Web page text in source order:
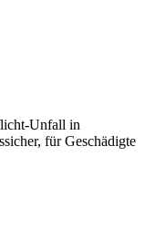
Unfall in
für Geschädigte